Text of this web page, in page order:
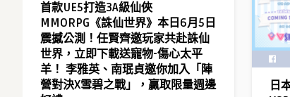
首款UE5打造3A級仙俠
MMORPG《誅仙世界》本日6月5日
震撼公測！任賢齊邀玩家共赴誅仙
世界，立即下載送寵物-傷心太平
羊！ 李雅英、南珉貞邀你加入「陣
營對決X雪碧之戰」，贏取限量週邊
日